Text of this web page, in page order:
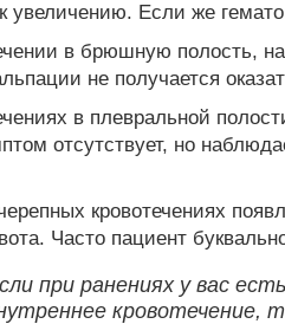
увеличению. Если же
в брюшную полость,
не получается
в плевральной
отсутствует, но
кровотечениях
Часто пациент
при ранениях у вас
кровотечение,